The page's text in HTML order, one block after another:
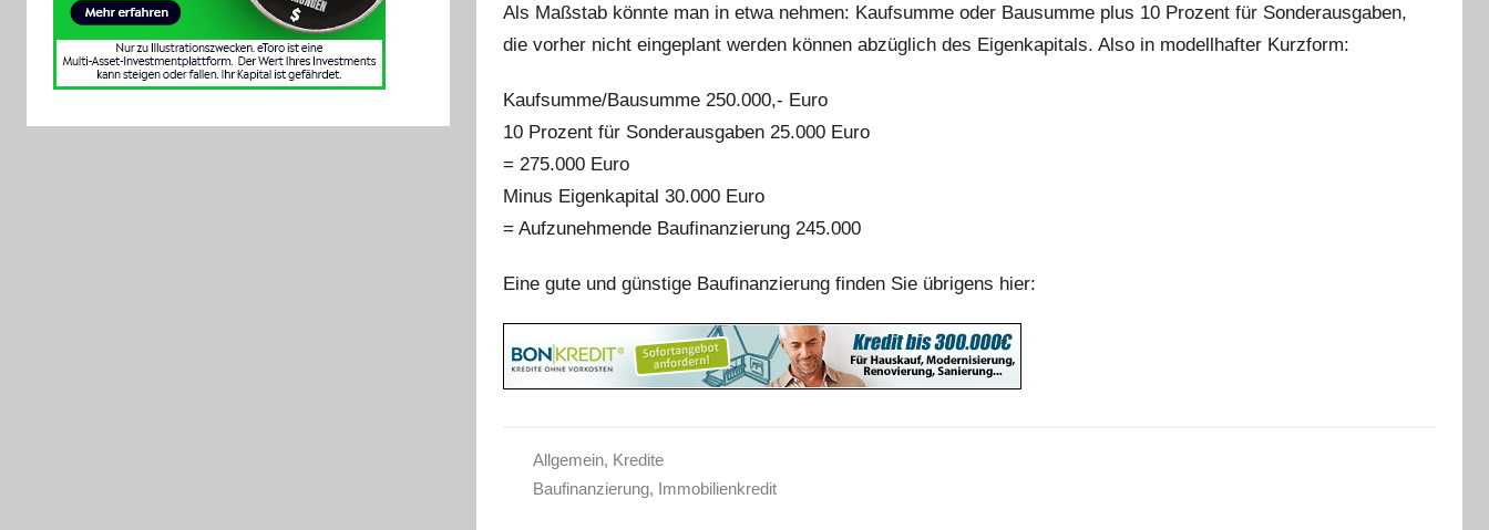
Als Maßstab könnte man in etwa nehmen: Kaufsumme oder Bausumme plus 10 Prozent für Sonderausgaben,
die vorher nicht eingeplant werden können abzüglich des Eigenkapitals. Also in modellhafter Kurzform:
Kaufsumme/Bausumme 250.000,- Euro
10 Prozent für Sonderausgaben 25.000 Euro
= 275.000 Euro
Minus Eigenkapital 30.000 Euro
= Aufzunehmende Baufinanzierung 245.000
Eine gute und günstige Baufinanzierung finden Sie übrigens hier:
Allgemein, Kredite
Baufinanzierung, Immobilienkredit